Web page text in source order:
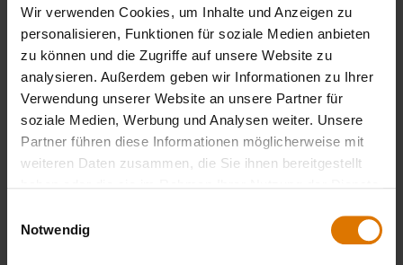
Wir verwenden Cookies, um Inhalte und Anzeigen zu
personalisieren, Funktionen für soziale Medien anbieten
zu können und die Zugriffe auf unsere Website zu
analysieren. Außerdem geben wir Informationen zu Ihrer
Verwendung unserer Website an unsere Partner für
soziale Medien, Werbung und Analysen weiter. Unsere
Partner führen diese Informationen möglicherweise mit
weiteren Daten zusammen, die Sie ihnen bereitgestellt
Notwendig
Sei perfekt vorbereitet
Empfohlenes Zubehör